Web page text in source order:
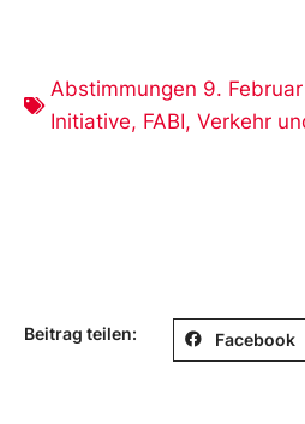
Abstimmungen 9.
Initiative, FABI, Verkehr
Beitrag teilen: Facebook